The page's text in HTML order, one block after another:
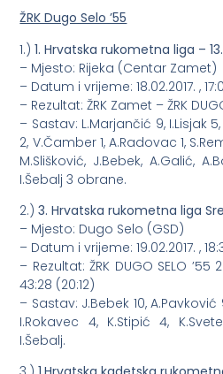
ŽRK Dugo Selo ’55
1.)1. Hrvatska rukometna liga –
– Mjesto: Rijeka (Centar Zamet)
– Datum i vrijeme: 18.02.2017. ,
– Rezultat: ŽRK Zamet – ŽRK
– Sastav: L.Marjančić 9, I.Lisjak
2, V.Čamber 1, A.Radovac 1,
M.Slišković, J.Bebek, A.Galić,
I.Šebalj 3 obrane.
2.)3. Hrvatska rukometna liga
– Mjesto: Dugo Selo (GSD)
– Datum i vrijeme: 19.02.2017. ,
– Rezultat: ŽRK DUGO SELO
43:28 (20:12)
– Sastav: J.Bebek 10,
I.Rokavec 4, K.Stipić 4,
I.Šebalj.